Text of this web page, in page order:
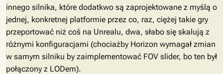
innego silnika, które dodatkwo są zaprojektowane z myślą o
jednej, konkretnej platformie przez co, raz, ciężej takie gry
przeportować niż coś na Unrealu, dwa, słabo się skalują z
różnymi konfiguracjami (chociażby Horizon wymagał zmian
w samym silniku by zaimplementować FOV slider, bo ten był
połączony z LODem).